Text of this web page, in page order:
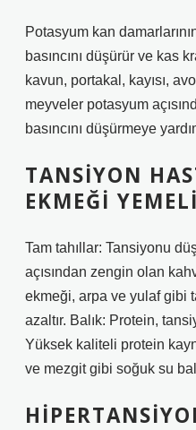
Potasyum kan
basıncını düşürür ve kas
kavun, portakal, kayısı,
meyveler potasyum
basıncını düşürmeye
TANSIYON
EKMEĞI
Tam tahıllar: Tansiyonu
açısından zengin olan
ekmeği, arpa ve yulaf gibi
azaltır. Balık: Protein,
Yüksek kaliteli protein
ve mezgit gibi soğuk su